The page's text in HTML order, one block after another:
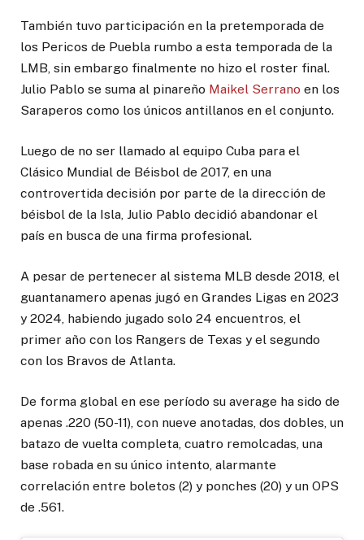
También tuvo participación en la pretemporada de
los Pericos de Puebla rumbo a esta temporada de la
LMB, sin embargo finalmente no hizo el roster final.
Julio Pablo se suma al pinareño Maikel Serrano en los
Saraperos como los únicos antillanos en el conjunto.
Luego de no ser llamado al equipo Cuba para el
Clásico Mundial de Béisbol de 2017, en una
controvertida decisión por parte de la dirección de
béisbol de la Isla, Julio Pablo decidió abandonar el
país en busca de una firma profesional.
A pesar de pertenecer al sistema MLB desde 2018, el
guantanamero apenas jugó en Grandes Ligas en 2023
y 2024, habiendo jugado solo 24 encuentros, el
primer año con los Rangers de Texas y el segundo
con los Bravos de Atlanta.
De forma global en ese período su average ha sido de
apenas .220 (50-11), con nueve anotadas, dos dobles, un
batazo de vuelta completa, cuatro remolcadas, una
base robada en su único intento, alarmante
correlación entre boletos (2) y ponches (20) y un OPS
de .561.